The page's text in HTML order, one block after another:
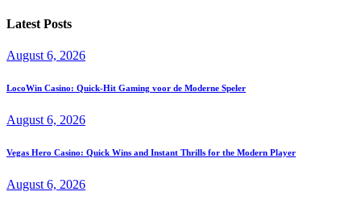
Latest Posts
August 6, 2026
LocoWin Casino: Quick‑Hit Gaming voor de Moderne Speler
August 6, 2026
Vegas Hero Casino: Quick Wins and Instant Thrills for the Modern Player
August 6, 2026